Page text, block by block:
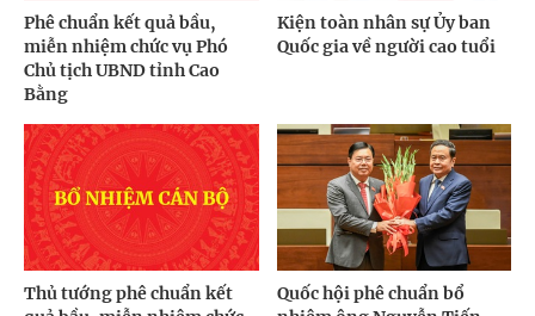
Phê chuẩn kết quả bầu,
miễn nhiệm chức vụ Phó
Chủ tịch UBND tỉnh Cao
Bằng
Kiện toàn nhân sự Ủy ban
Quốc gia về người cao tuổi
Thủ tướng phê chuẩn kết
Quốc hội phê chuẩn bổ